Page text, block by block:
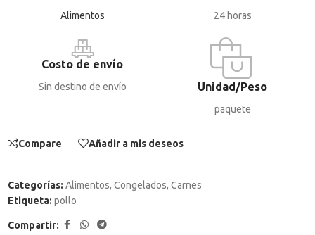
Alimentos 24 horas
Costo de envío
Sin destino de envío Unidad/Peso
paquete
Compare Añadir a mis deseos
Categorías: Alimentos, Congelados, Carnes
Etiqueta: pollo
Compartir: